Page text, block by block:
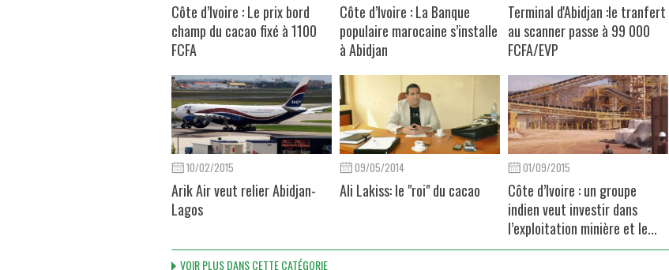
Côte d’Ivoire : Le prix bord
champ du cacao fixé à 1100
FCFA
Côte d’Ivoire : La Banque
populaire marocaine s’installe
à Abidjan
Terminal d'Abidjan :le tranfert
au scanner passe à 99 000
FCFA/EVP
10/02/2015
Arik Air veut relier Abidjan-
Lagos
09/05/2014
Ali Lakiss: le "roi" du cacao
01/09/2015
Côte d’Ivoire : un groupe
indien veut investir dans
l’exploitation minière et le...
VOIR PLUS DANS CETTE CATÉGORIE